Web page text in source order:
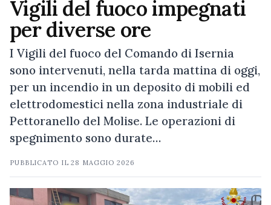
Vigili del fuoco impegnati
per diverse ore
I Vigili del fuoco del Comando di Isernia
sono intervenuti, nella tarda mattina di oggi,
per un incendio in un deposito di mobili ed
elettrodomestici nella zona industriale di
Pettoranello del Molise. Le operazioni di
spegnimento sono durate…
PUBBLICATO IL28 MAGGIO 2026